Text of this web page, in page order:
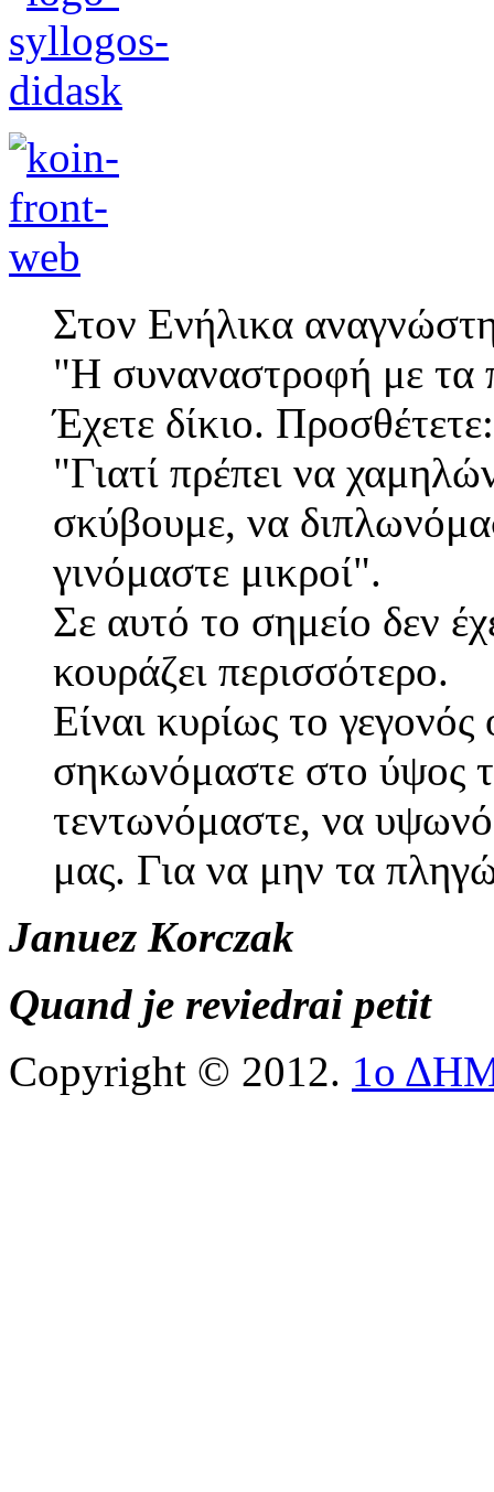
Στον Ενήλικα
"Η συναναστροφή με τα
Έχετε δίκιο. Προσθέτετε:
"Γιατί πρέπει να
σκύβουμε, να
γινόμαστε μικροί".
Σε αυτό το σημείο δεν
κουράζει περισσότερο.
Είναι κυρίως το
σηκωνόμαστε στο ύψος
τεντωνόμαστε, να
μας. Για να μην τα
Januez Korczak
Quand je reviedrai petit
Copyright © 2012. 1ο